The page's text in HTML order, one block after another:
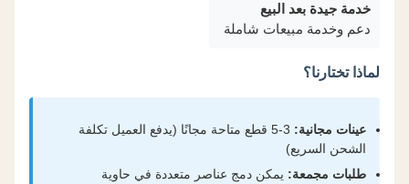
خدمة جيدة بعد البيع
دعم وخدمة مبيعات شاملة
لماذا تختارنا؟
عينات مجانية:
3-5 قطع متاحة مجانًا (يدفع العميل تكلفة
الشحن السريع)
طلبات مجمعة:يمكن دمج عناصر متعددة في حاوية